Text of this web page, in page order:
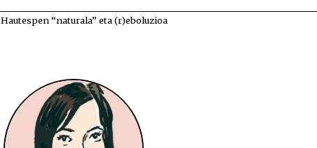
Hautespen “naturala” eta (r)eboluzioa